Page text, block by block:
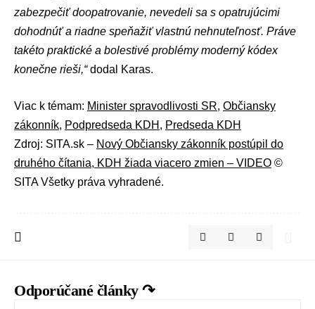
zabezpečiť doopatrovanie, nevedeli sa s opatrujúcimi
dohodnúť a riadne speňažiť vlastnú nehnuteľnosť. Práve
takéto praktické a bolestivé problémy moderný kódex
konečne rieši,“dodal Karas.
Viac k témam: Minister spravodlivosti SR, Občiansky
zákonník, Podpredseda KDH , Predseda KDH
Zdroj: SITA.sk – Nový Občiansky zákonník postúpil do
druhého čítania, KDH žiada viacero zmien – VIDEO ©
SITA Všetky práva vyhradené.
Odporúčané články ↷